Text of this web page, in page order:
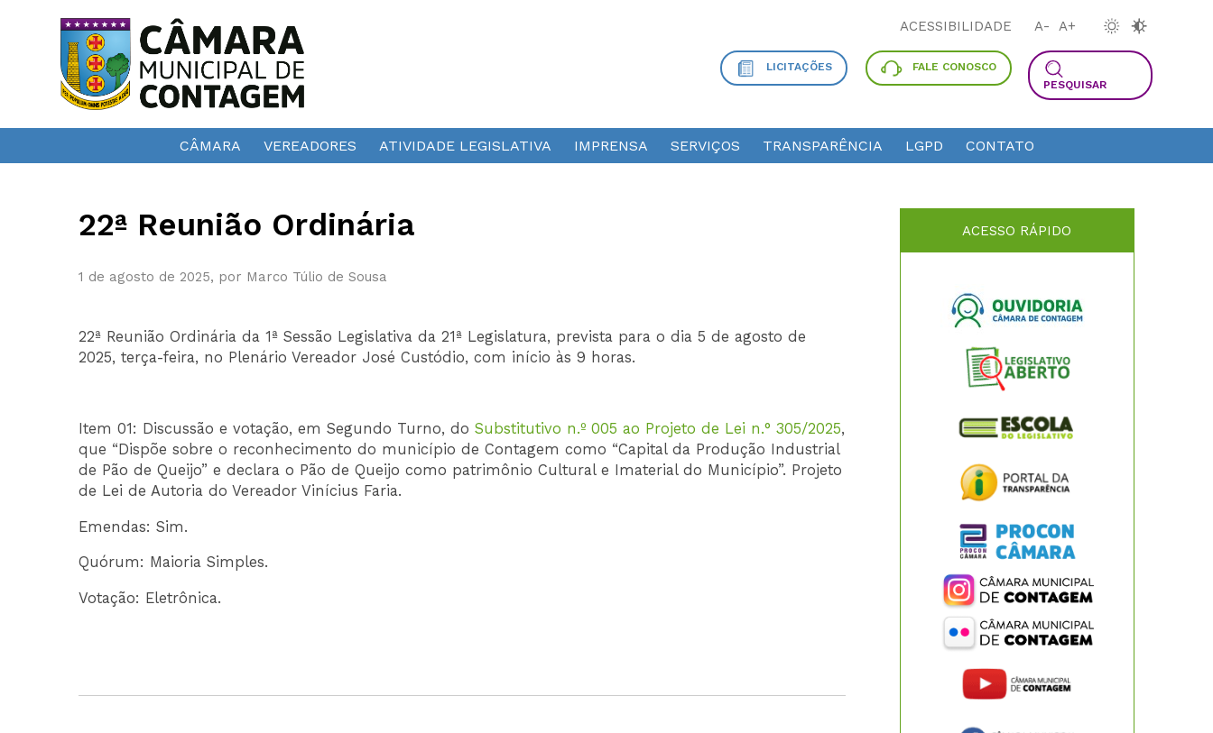
ACESSIBILIDADE A- A+
LICITAÇÕES
FALE CONOSCO
PESQUISAR
CÂMARA VEREADORES ATIVIDADE LEGISLATIVA IMPRENSA SERVIÇOS TRANSPARÊNCIA LGPD CONTATO
22ª Reunião Ordinária
1 de agosto de 2025, por Marco Túlio de Sousa
22ª Reunião Ordinária da 1ª Sessão Legislativa da 21ª Legislatura, prevista para o dia 5 de agosto de
2025, terça-feira, no Plenário Vereador José Custódio, com início às 9 horas.
Item 01: Discussão e votação, em Segundo Turno, doSubstitutivo n.º 005 ao Projeto de Lei n.° 305/2025,
que “Dispõe sobre o reconhecimento do município de Contagem como “Capital da Produção Industrial
de Pão de Queijo” e declara o Pão de Queijo como patrimônio Cultural e Imaterial do Município”. Projeto
de Lei de Autoria do Vereador Vinícius Faria.
Emendas: Sim.
Quórum: Maioria Simples.
Votação: Eletrônica.
ACESSO RÁPIDO